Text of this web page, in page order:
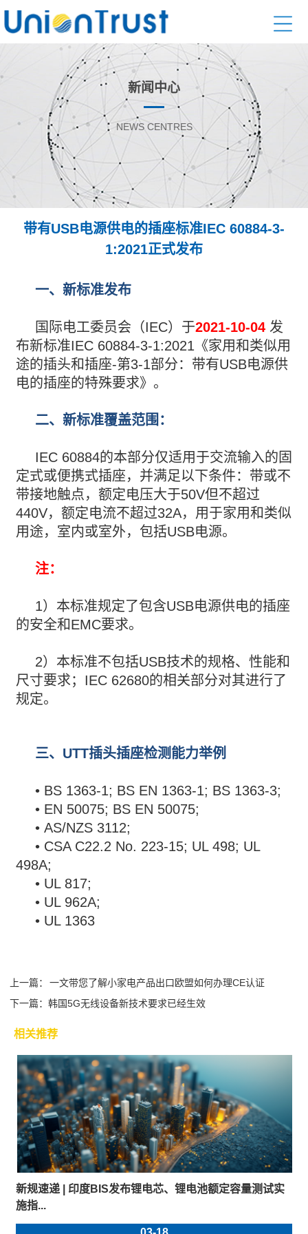
新闻中心
NEWS CENTRES
带有USB电源供电的插座标准IEC 60884-3-
1:2021正式发布
一、新标准发布
国际电工委员会（IEC）于2021-10-04 发
布新标准IEC 60884-3-1:2021《家用和类似用
途的插头和插座-第3-1部分：带有USB电源供
电的插座的特殊要求》。
二、新标准覆盖范围：
IEC 60884的本部分仅适用于交流输入的固
定式或便携式插座，并满足以下条件：带或不
带接地触点，额定电压大于50V但不超过
440V，额定电流不超过32A，用于家用和类似
用途，室内或室外，包括USB电源。
注：
1）本标准规定了包含USB电源供电的插座
的安全和EMC要求。
2）本标准不包括USB技术的规格、性能和
尺寸要求；IEC 62680的相关部分对其进行了
规定。
三、UTT插头插座检测能力举例
• BS 1363-1; BS EN 1363-1; BS 1363-3;
• EN 50075; BS EN 50075;
• AS/NZS 3112;
• CSA C22.2 No. 223-15; UL 498; UL
498A;
• UL 817;
• UL 962A;
• UL 1363
上一篇：
一文带您了解小家电产品出口欧盟如何办理CE认证
下一篇：韩国5G无线设备新技术要求已经生效
相关推荐
新规速递 | 印度BIS发布锂电芯、锂电池额定容量测试实
施指...